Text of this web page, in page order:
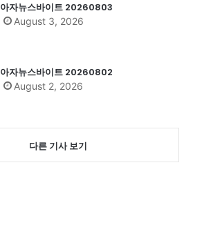
아자뉴스바이트 20260803
August 3, 2026
아자뉴스바이트 20260802
August 2, 2026
다른 기사 보기